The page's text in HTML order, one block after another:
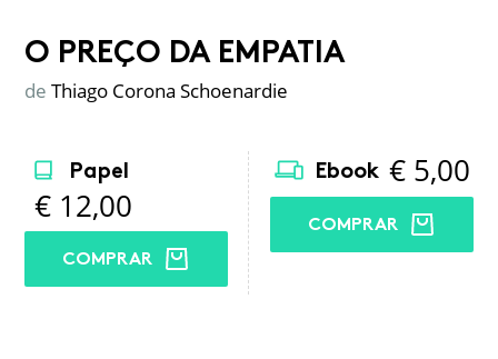
O PREÇO DA EMPATIA
de Thiago Corona Schoenardie
Papel
€ 12,00
COMPRAR
Ebook € 5,00
COMPRAR